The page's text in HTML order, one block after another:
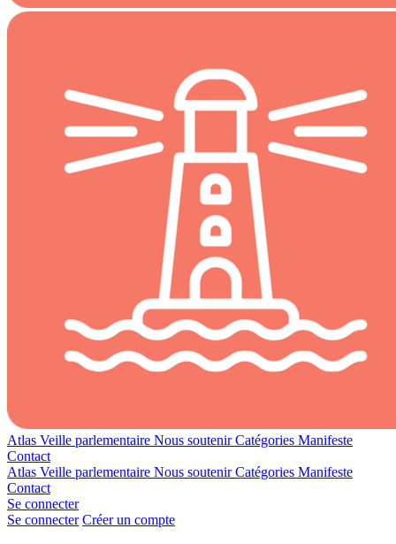
Atlas Veille parlementaire Nous soutenirCatégories Manifeste
Contact
Atlas Veille parlementaire Nous soutenirCatégories Manifeste
Contact
Se connecter
Se connecter Créer un compte